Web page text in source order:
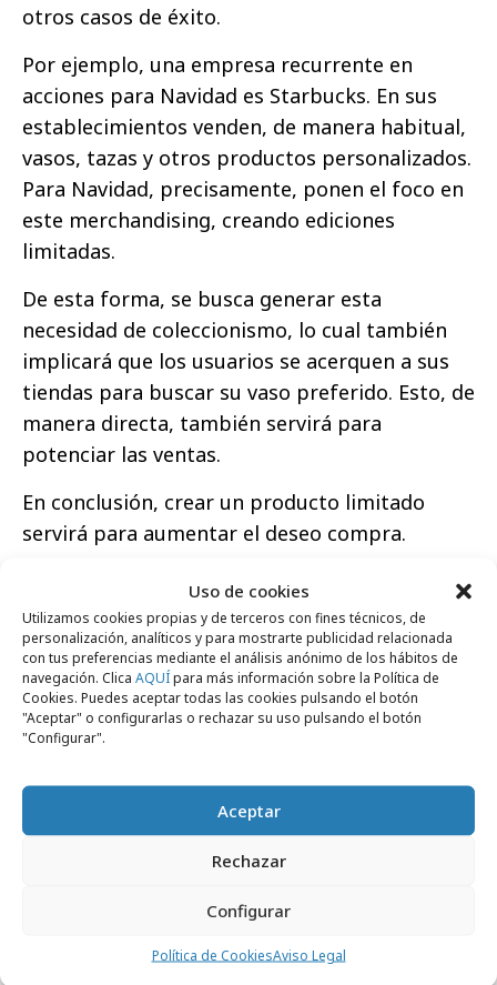
Uso de cookies
Utilizamos cookies propias y de terceros con fines técnicos, de
personalización, analíticos y para mostrarte publicidad relacionada
con tus preferencias mediante el análisis anónimo de los hábitos de
navegación. Clica AQUÍpara más información sobre la Política de
Cookies. Puedes aceptar todas las cookies pulsando el botón
"Aceptar" o configurarlas o rechazar su uso pulsando el botón
"Configurar".
Aceptar
Rechazar
Configurar
Política de CookiesAviso Legal
otros casos de éxito.
Por ejemplo, una empresa recurrente en
acciones para Navidad es Starbucks. En sus
establecimientos venden, de manera habitual,
vasos, tazas y otros productos personalizados.
Para Navidad, precisamente, ponen el foco en
este merchandising, creando ediciones
limitadas.
De esta forma, se busca generar esta
necesidad de coleccionismo, lo cual también
implicará que los usuarios se acerquen a sus
tiendas para buscar su vaso preferido. Esto, de
manera directa, también servirá para
potenciar las ventas.
En conclusión, crear un producto limitado
servirá para aumentar el deseo compra.
Otro de los casos a destacar es
Durante las fiestas, se centran sobre todo en
la personalización de productos y servicios,
ofreciendo envoltorios exclusivamente
navideños y ofreciendo un catálogo especial
con esta temática. De nuevo, estamos ante un
un diseño específico pero que sirve para crear
algo único y que genere esa necesidad de
FOMO (Fear of missing out) al estar limitado.
En conclusión, la Navidad es una excelente
negocio, tanto si le afecta su estacionalidad